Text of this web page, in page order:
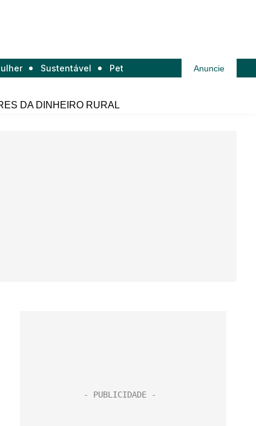
Sustentável Pet Anuncie
DA DINHEIRO RURAL